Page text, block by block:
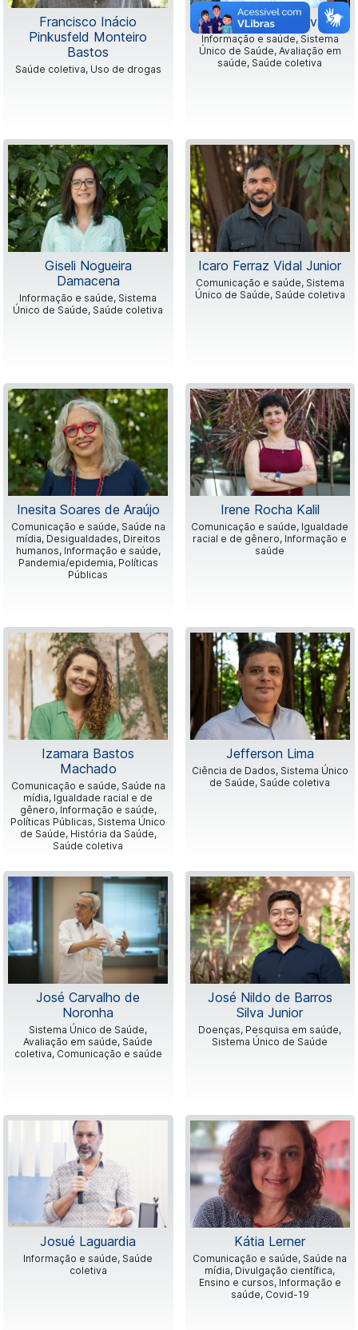
Francisco Inácio
Pinkusfeld Monteiro
Bastos
Saúde coletiva, Uso de drogas
Francisco Viacava
Informação e saúde, Sistema
Único de Saúde, Avaliação em
saúde, Saúde coletiva
Giseli Nogueira
Damacena
Informação e saúde, Sistema
Único de Saúde, Saúde coletiva
Icaro Ferraz Vidal Junior
Comunicação e saúde, Sistema
Único de Saúde, Saúde coletiva
Inesita Soares de Araújo
Comunicação e saúde, Saúde na
mídia, Desigualdades, Direitos
humanos, Informação e saúde,
Pandemia/epidemia, Políticas
Públicas
Irene Rocha Kalil
Comunicação e saúde, Igualdade
racial e de gênero, Informação e
saúde
Izamara Bastos
Machado
Comunicação e saúde, Saúde na
mídia, Igualdade racial e de
gênero, Informação e saúde,
Políticas Públicas, Sistema Único
de Saúde, História da Saúde,
Saúde coletiva
Jefferson Lima
Ciência de Dados, Sistema Único
de Saúde, Saúde coletiva
José Carvalho de
Noronha
Sistema Único de Saúde,
Avaliação em saúde, Saúde
coletiva, Comunicação e saúde
José Nildo de Barros
Silva Junior
Doenças, Pesquisa em saúde,
Sistema Único de Saúde
Josué Laguardia
Informação e saúde, Saúde
coletiva
Kátia Lerner
Comunicação e saúde, Saúde na
mídia, Divulgação científica,
Ensino e cursos, Informação e
saúde, Covid-19